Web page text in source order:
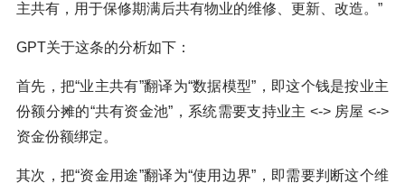
主共有，用于保修期满后共有物业的维修、更新、改造。”
GPT关于这条的分析如下：
首先，把“业主共有”翻译为“数据模型”，即这个钱是按业主
份额分摊的“共有资金池”，系统需要支持业主 <-> 房屋 <->
资金份额绑定。
其次，把“资金用途”翻译为“使用边界”，即需要判断这个维